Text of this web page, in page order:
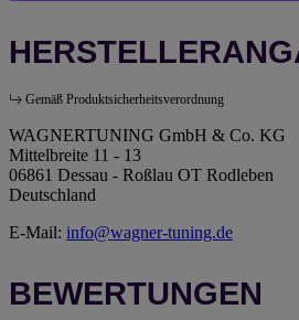
Gemäß Produktsicherheitsverordnung
WAGNERTUNING GmbH & Co. KG
Mittelbreite 11 - 13
06861 Dessau - Roßlau OT Rodleben
Deutschland
E-Mail: info@wagner-tuning.de
BEWERTUNGEN